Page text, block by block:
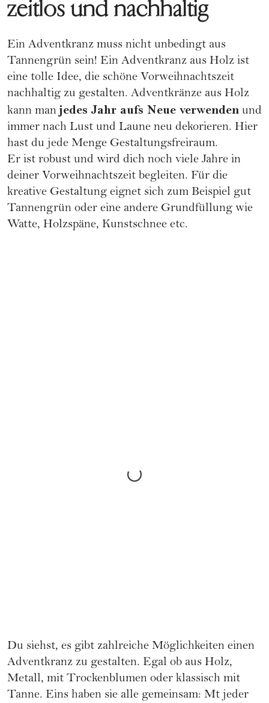
zeitlos und nachhaltig
Ein Adventkranz muss nicht unbedingt aus
Tannengrün sein! Ein Adventkranz aus Holz ist
eine tolle Idee, die schöne Vorweihnachtszeit
nachhaltig zu gestalten. Adventkränze aus Holz
kann manjedes Jahr aufs Neue verwenden und
immer nach Lust und Laune neu dekorieren. Hier
hast du jede Menge Gestaltungsfreiraum.
Er ist robust und wird dich noch viele Jahre in
deiner Vorweihnachtszeit begleiten. Für die
kreative Gestaltung eignet sich zum Beispiel gut
Tannengrün oder eine andere Grundfüllung wie
Watte, Holzspäne, Kunstschnee etc.
Du siehst, es gibt zahlreiche Möglichkeiten einen
Adventkranz zu gestalten. Egal ob aus Holz,
Metall, mit Trockenblumen oder klassisch mit
Tanne. Eins haben sie alle gemeinsam: Mt jeder